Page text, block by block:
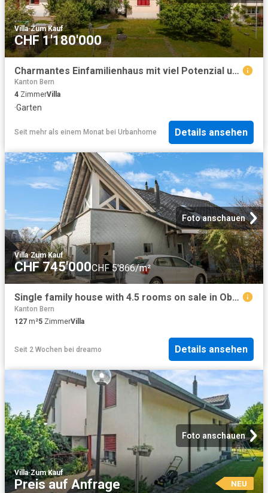
Villa·Zum Kauf
CHF 1'180'000
Charmantes Einfamilienhaus mit viel Potenzial und grossem Garten
Kanton Bern
4 ZimmerVilla
·Garten
Seit mehr als einem Monat bei Urbanhome Details ansehen
Foto anschauen
Villa·Zum Kauf
CHF 745'000CHF 5'866/m²
Single family house with 4.5 rooms on sale in Oberönz 127 m² | dreamo. Ch
Kanton Bern
127 m²5 ZimmerVilla
Seit 2 Wochen bei dreamo Details ansehen
Foto anschauen
Villa·Zum Kauf
Preis auf Anfrage NEU